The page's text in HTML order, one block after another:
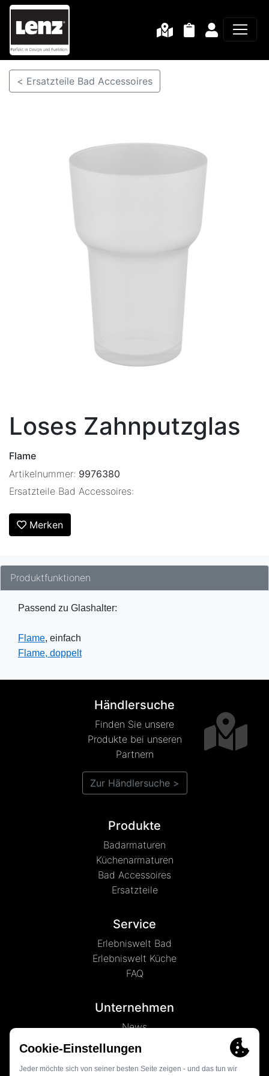
< Ersatzteile Bad Accessoires
Loses Zahnputzglas
Flame
Artikelnummer: 9976380
Ersatzteile Bad Accessoires:
Merken
Produktfunktionen
Passend zu Glashalter:
Flame, einfach
Flame, doppelt
Produkte
Badarmaturen
Küchenarmaturen
Bad Accessoires
Ersatzteile
Service
Erlebniswelt Bad
Erlebniswelt Küche
FAQ
Unternehmen
News
Kontakt
Händlersuche
Finden Sie unsere
Produkte bei unseren
Partnern
Zur Händlersuche >